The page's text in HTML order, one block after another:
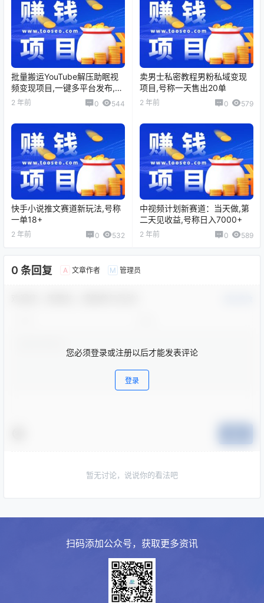
批量搬运YouTube解压助眠视
频变现项目,一键多平台发布,号
称月入2W+
2 年前 0 544
卖男士私密教程男粉私域变现
项目,号称一天售出20单
2 年前 0 579
快手小说推文赛道新玩法,号称
一单18+
2 年前 0 532
中视频计划新赛道：当天做,第
二天见收益,号称日入7000+
2 年前 0 589
0 条回复 A 文章作者 M 管理员
您必须登录或注册以后才能发表评论
登录
暂无讨论，说说你的看法吧
扫码添加公众号，获取更多资讯